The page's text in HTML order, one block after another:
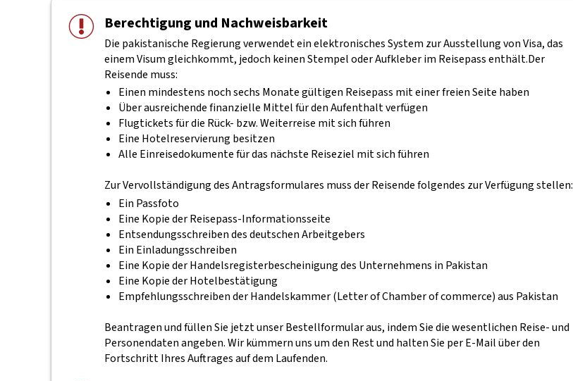
Berechtigung und Nachweisbarkeit
Die pakistanische Regierung verwendet ein elektronisches System zur Ausstellung von Visa, das
einem Visum gleichkommt, jedoch keinen Stempel oder Aufkleber im Reisepass enthält.Der
Reisende muss:
Einen mindestens noch sechs Monate gültigen Reisepass mit einer freien Seite haben
Über ausreichende finanzielle Mittel für den Aufenthalt verfügen
Flugtickets für die Rück- bzw. Weiterreise mit sich führen
Eine Hotelreservierung besitzen
Alle Einreisedokumente für das nächste Reiseziel mit sich führen
Zur Vervollständigung des Antragsformulares muss der Reisende folgendes zur Verfügung stellen:
Ein Passfoto
Eine Kopie der Reisepass-Informationsseite
Entsendungsschreiben des deutschen Arbeitgebers
Ein Einladungsschreiben
Eine Kopie der Handelsregisterbescheinigung des Unternehmens in Pakistan
Eine Kopie der Hotelbestätigung
Empfehlungsschreiben der Handelskammer (Letter of Chamber of commerce) aus Pakistan
Beantragen und füllen Sie jetzt unser Bestellformular aus, indem Sie die wesentlichen Reise- und
Personendaten angeben. Wir kümmern uns um den Rest und halten Sie per E-Mail über den
Fortschritt Ihres Auftrages auf dem Laufenden.